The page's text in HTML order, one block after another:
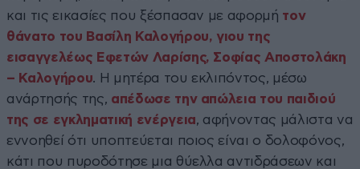
και τις εικασίες που ξέσπασαν με αφορμή τον
θάνατο του Βασίλη Καλογήρου, γιου της
εισαγγελέως Εφετών Λαρίσης, Σοφίας Αποστολάκη
– Καλογήρου. Η μητέρα του εκλιπόντος, μέσω
ανάρτησής της, απέδωσε την απώλεια του παιδιού
της σε εγκληματική ενέργεια, αφήνοντας μάλιστα να
εννοηθεί ότι υποπτεύεται ποιος είναι ο δολοφόνος,
κάτι που πυροδότησε μια θύελλα αντιδράσεων και